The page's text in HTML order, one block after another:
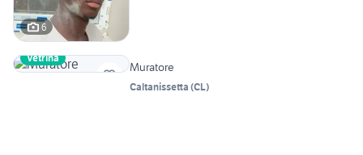
6
Vetrina
Muratore
Caltanissetta (CL)